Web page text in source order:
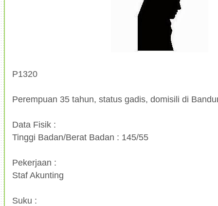
P1320
Perempuan 35 tahun, status gadis, domisili di
Data Fisik :
Tinggi Badan/Berat Badan : 145/55
Pekerjaan :
Staf Akunting
Suku :